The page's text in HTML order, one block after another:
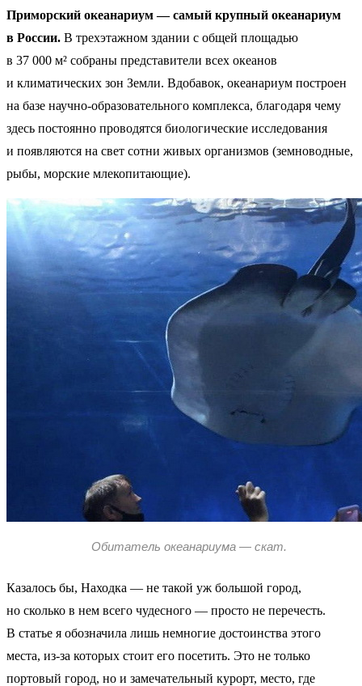
Приморский океанариум — самый крупный океанариум
в России. В трехэтажном здании с общей площадью
в 37 000 м² собраны представители всех океанов
и климатических зон Земли. Вдобавок, океанариум построен
на базе научно-образовательного комплекса, благодаря чему
здесь постоянно проводятся биологические исследования
и появляются на свет сотни живых организмов (земноводные,
рыбы, морские млекопитающие).
Обитатель океанариума — скат.
Казалось бы, Находка — не такой уж большой город,
но сколько в нем всего чудесного — просто не перечесть.
В статье я обозначила лишь немногие достоинства этого
места, из-за которых стоит его посетить. Это не только
портовый город, но и замечательный курорт, место, где